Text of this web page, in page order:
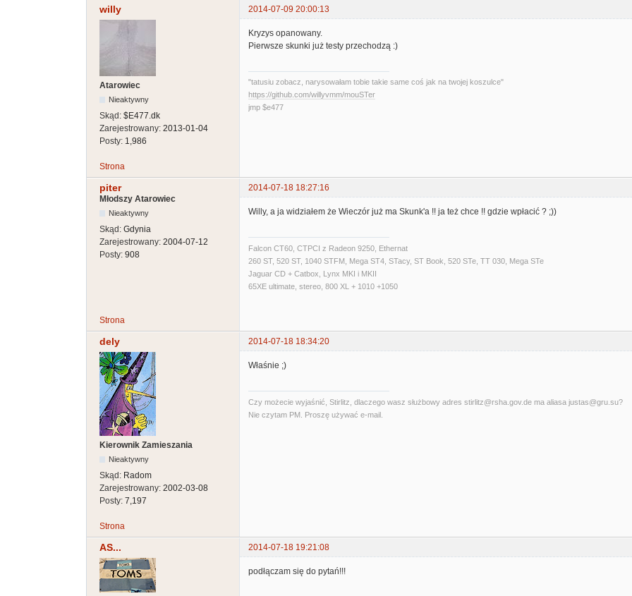
willy 2014-07-09 20:00:13
Atarowiec
Nieaktywny
Skąd: $E477.dk
Zarejestrowany: 2013-01-04
Posty: 1,986
Kryzys opanowany.
Pierwsze skunki już testy przechodzą :)
"tatusiu zobacz, narysowałam tobie takie same coś jak na twojej koszulce"
https://github.com/willyvmm/mouSTer
jmp $e477
Strona
piter
2014-07-18 18:27:16
Młodszy Atarowiec
Nieaktywny
Skąd: Gdynia
Zarejestrowany: 2004-07-12
Posty: 908
Willy, a ja widziałem że Wieczór już ma Skunk'a !! ja też chce !! gdzie wpłacić ? ;))
Falcon CT60, CTPCI z Radeon 9250, Ethernat
260 ST, 520 ST, 1040 STFM, Mega ST4, STacy, ST Book, 520 STe, TT 030, Mega STe
Jaguar CD + Catbox, Lynx MKI i MKII
65XE ultimate, stereo, 800 XL + 1010 +1050
Strona
dely 2014-07-18 18:34:20
Kierownik Zamieszania
Nieaktywny
Skąd: Radom
Zarejestrowany: 2002-03-08
Posty: 7,197
Właśnie ;)
Czy możecie wyjaśnić, Stirlitz, dlaczego wasz służbowy adres stirlitz@rsha.gov.de ma aliasa justas@gru.su?
Nie czytam PM. Proszę używać e-mail.
Strona
AS... 2014-07-18 19:21:08
podłączam się do pytań!!!